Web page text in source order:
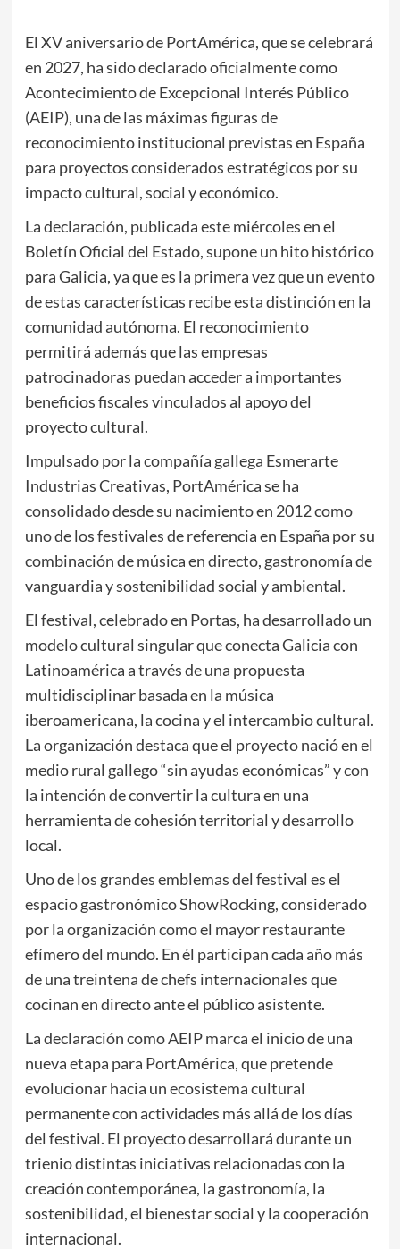
El XV aniversario de PortAmérica, que se celebrará
en 2027, ha sido declarado oficialmente como
Acontecimiento de Excepcional Interés Público
(AEIP), una de las máximas figuras de
reconocimiento institucional previstas en España
para proyectos considerados estratégicos por su
impacto cultural, social y económico.
La declaración, publicada este miércoles en el
Boletín Oficial del Estado, supone un hito histórico
para Galicia, ya que es la primera vez que un evento
de estas características recibe esta distinción en la
comunidad autónoma. El reconocimiento
permitirá además que las empresas
patrocinadoras puedan acceder a importantes
beneficios fiscales vinculados al apoyo del
proyecto cultural.
Impulsado por la compañía gallega Esmerarte
Industrias Creativas, PortAmérica se ha
consolidado desde su nacimiento en 2012 como
uno de los festivales de referencia en España por su
combinación de música en directo, gastronomía de
vanguardia y sostenibilidad social y ambiental.
El festival, celebrado en Portas, ha desarrollado un
modelo cultural singular que conecta Galicia con
Latinoamérica a través de una propuesta
multidisciplinar basada en la música
iberoamericana, la cocina y el intercambio cultural.
La organización destaca que el proyecto nació en el
medio rural gallego “sin ayudas económicas” y con
la intención de convertir la cultura en una
herramienta de cohesión territorial y desarrollo
local.
Uno de los grandes emblemas del festival es el
espacio gastronómico ShowRocking, considerado
por la organización como el mayor restaurante
efímero del mundo. En él participan cada año más
de una treintena de chefs internacionales que
cocinan en directo ante el público asistente.
La declaración como AEIP marca el inicio de una
nueva etapa para PortAmérica, que pretende
evolucionar hacia un ecosistema cultural
permanente con actividades más allá de los días
del festival. El proyecto desarrollará durante un
trienio distintas iniciativas relacionadas con la
creación contemporánea, la gastronomía, la
sostenibilidad, el bienestar social y la cooperación
internacional.